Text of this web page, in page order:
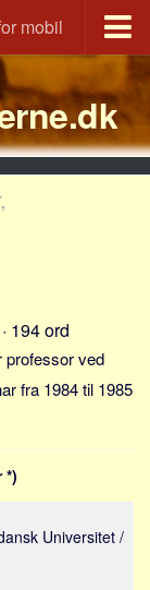
mobil
194 ord
professor ved
fra 1984 til 1985
*)
Universitet /